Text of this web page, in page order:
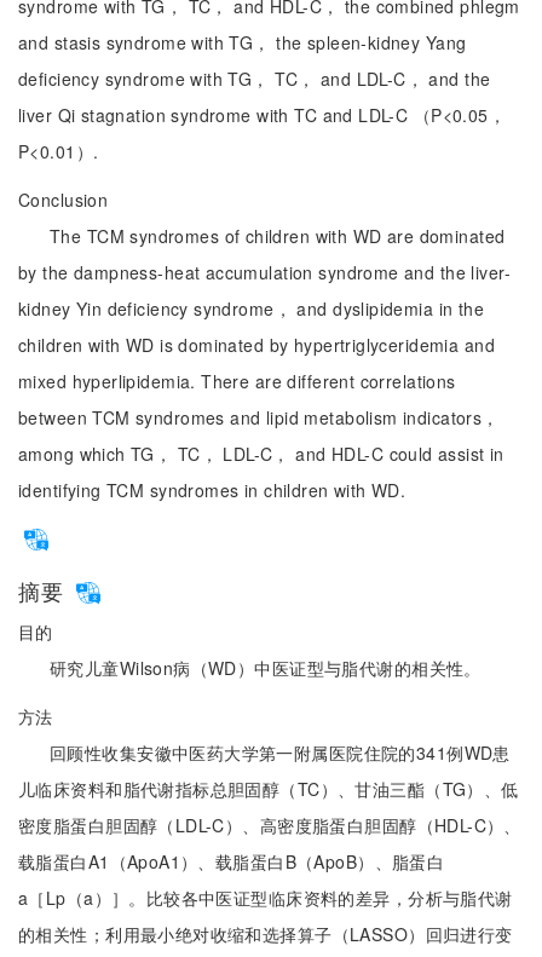
syndrome with TG， TC， and HDL-C， the combined phlegm
and stasis syndrome with TG， the spleen-kidney Yang
deficiency syndrome with TG， TC， and LDL-C， and the
liver Qi stagnation syndrome with TC and LDL-C （P<0.05，
P<0.01）.
Conclusion
The TCM syndromes of children with WD are dominated
by the dampness-heat accumulation syndrome and the liver-
kidney Yin deficiency syndrome， and dyslipidemia in the
children with WD is dominated by hypertriglyceridemia and
mixed hyperlipidemia. There are different correlations
between TCM syndromes and lipid metabolism indicators，
among which TG， TC， LDL-C， and HDL-C could assist in
identifying TCM syndromes in children with WD.
摘要
目的
研究儿童Wilson病（WD）中医证型与脂代谢的相关性。
方法
回顾性收集安徽中医药大学第一附属医院住院的341例WD患
儿临床资料和脂代谢指标总胆固醇（TC）、甘油三酯（TG）、低
密度脂蛋白胆固醇（LDL-C）、高密度脂蛋白胆固醇（HDL-C）、
载脂蛋白A1（ApoA1）、载脂蛋白B（ApoB）、脂蛋白
a［Lp（a）］。比较各中医证型临床资料的差异，分析与脂代谢
的相关性；利用最小绝对收缩和选择算子（LASSO）回归进行变